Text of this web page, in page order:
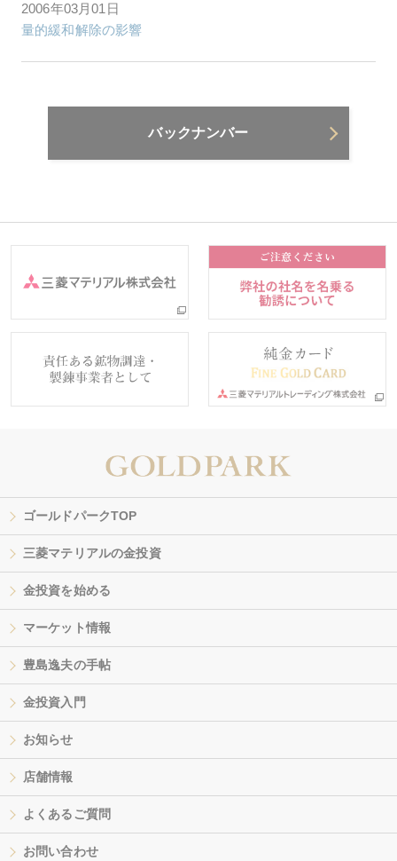
2006年03月01日
量的緩和解除の影響
バックナンバー
ゴールドパークTOP
三菱マテリアルの金投資
金投資を始める
マーケット情報
豊島逸夫の手帖
金投資入門
お知らせ
店舗情報
よくあるご質問
お問い合わせ